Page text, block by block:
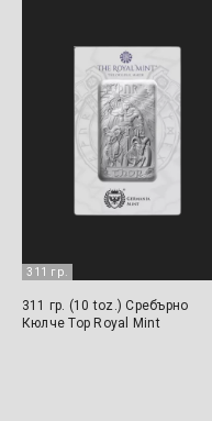
311 гр.
311 гр. (10 toz.) Сребърно
Кюлче Тор Royal Mint